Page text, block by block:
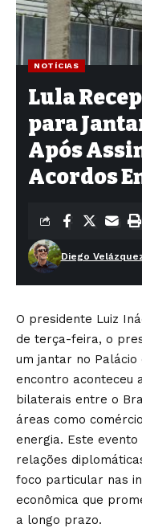
NOTÍCIAS
Lula
para
Após
Acordos
Diego
O presidente Luiz
de terça-feira, o
um jantar no
encontro aconteceu
bilaterais entre o
áreas como
energia. Este
relações
foco particular nas
econômica que
a longo prazo.